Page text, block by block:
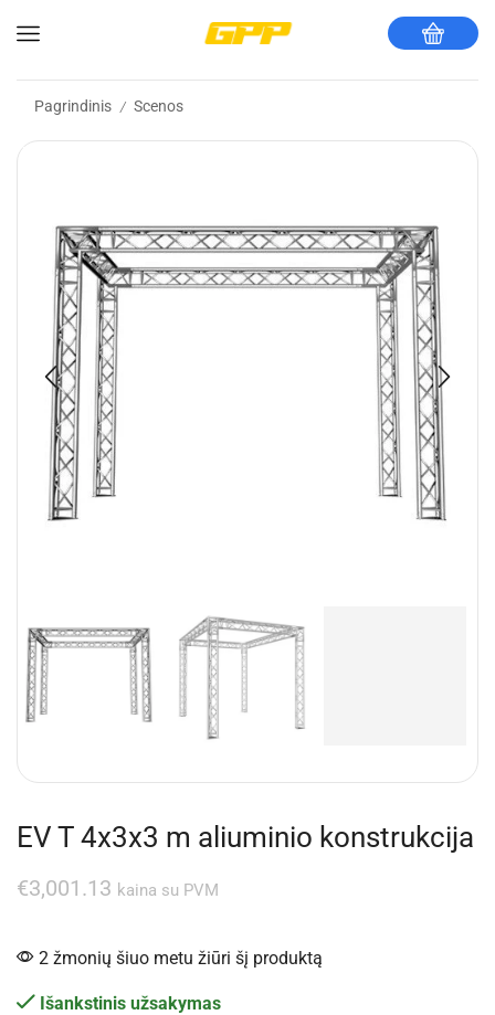
Pagrindinis / Scenos
EV T 4x3x3 m aliuminio konstrukcija
€3,001.13 kaina su PVM
2 žmonių šiuo metu žiūri šį produktą
Išankstinis užsakymas